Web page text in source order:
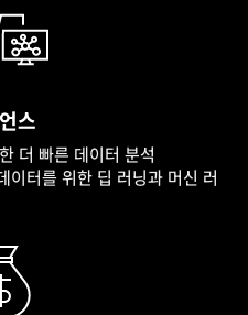
스
더 빠른 데이터 분석
이터를 위한 딥 러닝과 머신 러